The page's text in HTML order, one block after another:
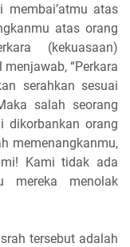
membai’atmu atas
atas orang
(kekuasaan)
“Perkara
serahkan sesuai
salah seorang
dikorbankan orang
memenangkanmu,
Kami tidak ada
mereka menolak
tersebut adalah